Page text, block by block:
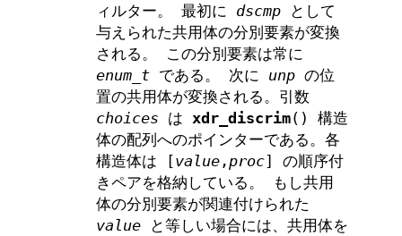
ィルター。 最初に dscmpとして
与えられた共用体の分別要素が変換
される。 この分別要素は常に
enum_tである。 次に unpの位
置の共用体が変換される。引数
choices は xdr_discrim() 構造
体の配列へのポインターである。各
構造体は [ value,proc] の順序付
きペアを格納している。 もし共用
体の分別要素が関連付けられた
valueと等しい場合には、共用体を